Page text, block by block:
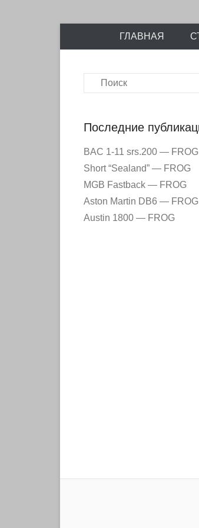
к
Ретро-
ГЛАВНАЯ
Поиск
Последние
BAC 1-11 srs.200 — FROG
Short “Sealand” — FROG
MGB Fastback — FROG
Aston Martin DB6 — FROG
Austin 1800 — FROG